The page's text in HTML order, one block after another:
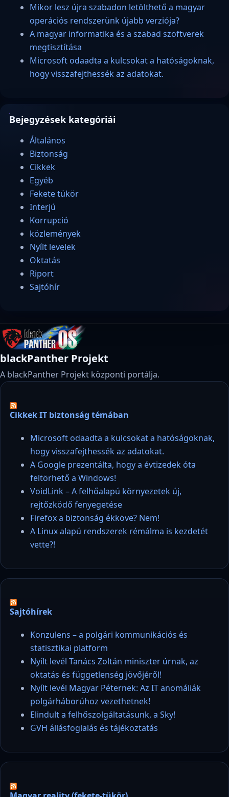
Mikor lesz újra szabadon letölthető a magyar
operációs rendszerünk újabb verziója?
A magyar informatika és a szabad szoftverek
megtisztítása
Microsoft odaadta a kulcsokat a hatóságoknak,
hogy visszafejthessék az adatokat.
Bejegyzések kategóriái
Általános
Biztonság
Cikkek
Egyéb
Fekete tükör
Interjú
Korrupció
közlemények
Nyílt levelek
Oktatás
Riport
Sajtóhír
blackPanther Projekt
A blackPanther Projekt központi portálja.
Cikkek IT biztonság témában
Microsoft odaadta a kulcsokat a hatóságoknak,
hogy visszafejthessék az adatokat.
A Google prezentálta, hogy a évtizedek óta
feltörhető a Windows!
VoidLink – A felhőalapú környezetek új,
rejtőzködő fenyegetése
Firefox a biztonság ékköve? Nem!
A Linux alapú rendszerek rémálma is kezdetét
vette?!
Sajtóhírek
Konzulens – a polgári kommunikációs és
statisztikai platform
Nyílt levél Tanács Zoltán miniszter úrnak, az
oktatás és függetlenség jövőjéről!
Nyílt levél Magyar Péternek: Az IT anomáliák
polgárháborúhoz vezethetnek!
Elindult a felhőszolgáltatásunk, a Sky!
GVH állásfoglalás és tájékoztatás